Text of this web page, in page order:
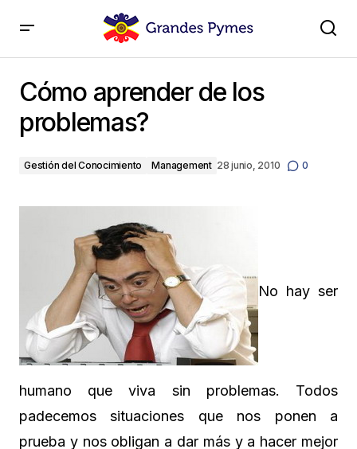
Cómo aprender de los
problemas?
Gestión del Conocimiento Management 28 junio, 2010 0
No hay ser
humano que viva sin problemas. Todos
padecemos situaciones que nos ponen a
prueba y nos obligan a dar más y a hacer mejor